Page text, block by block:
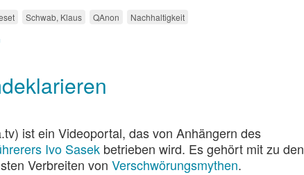
Schwab, Klaus QAnon Nachhaltigkeit
ist ein Videoportal, das von Anhängern des
Ivo Sasek betrieben wird. Es gehört mit zu den
Verbreiten von Verschwörungsmythen.